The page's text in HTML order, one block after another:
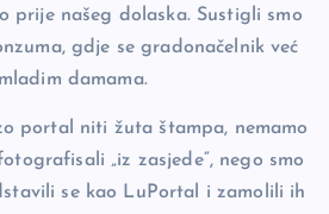
prije našeg dolaska. Sustigli smo
gdje se gradonačelnik već
damama.
portal niti žuta štampa, nemamo
„iz zasjede“, nego smo
se kao LuPortal i zamolili ih